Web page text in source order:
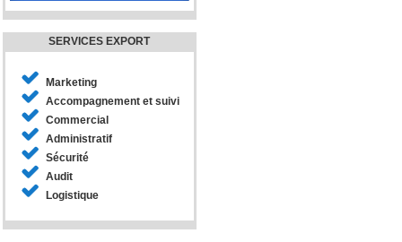
SERVICES EXPORT
Marketing
Accompagnement et suivi
Commercial
Administratif
Sécurité
Audit
Logistique